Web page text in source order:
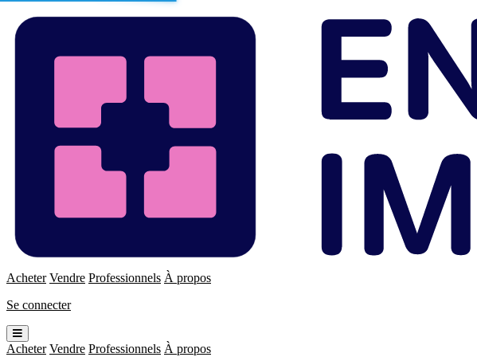
Immo
Acheter Vendre Professionnels À propos
Se connecter
Ouvrir
le
Acheter Vendre Professionnels À propos